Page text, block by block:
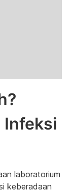
Infeksi
laboratorium
keberadaan